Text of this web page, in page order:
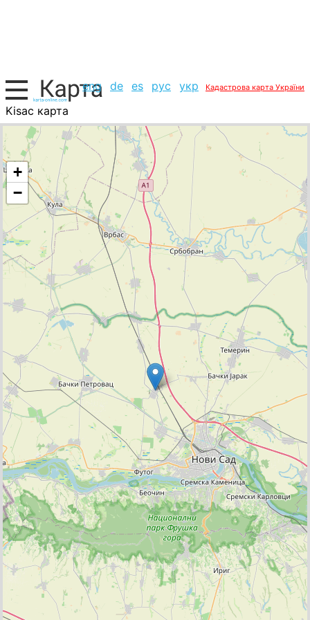
eng de es рус укр Кадастрова карта України
Kisac карта
Сербія, список міст
+
−